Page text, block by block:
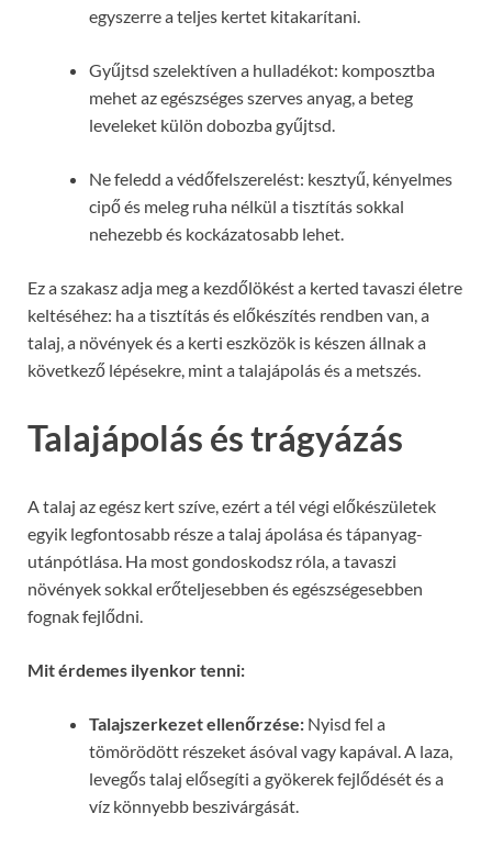
egyszerre a teljes kertet kitakarítani.
Gyűjtsd szelektíven a hulladékot: komposztba
mehet az egészséges szerves anyag, a beteg
leveleket külön dobozba gyűjtsd.
Ne feledd a védőfelszerelést: kesztyű, kényelmes
cipő és meleg ruha nélkül a tisztítás sokkal
nehezebb és kockázatosabb lehet.
Ez a szakasz adja meg a kezdőlökést a kerted tavaszi életre
keltéséhez: ha a tisztítás és előkészítés rendben van, a
talaj, a növények és a kerti eszközök is készen állnak a
következő lépésekre, mint a talajápolás és a metszés.
Talajápolás és trágyázás
A talaj az egész kert szíve, ezért a tél végi előkészületek
egyik legfontosabb része a talaj ápolása és tápanyag-
utánpótlása. Ha most gondoskodsz róla, a tavaszi
növények sokkal erőteljesebben és egészségesebben
fognak fejlődni.
Mit érdemes ilyenkor tenni:
Talajszerkezet ellenőrzése: Nyisd fel a
tömörödött részeket ásóval vagy kapával. A laza,
levegős talaj elősegíti a gyökerek fejlődését és a
víz könnyebb beszivárgását.